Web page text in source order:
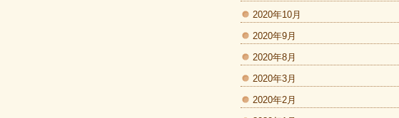
2020年10月
2020年9月
2020年8月
2020年3月
2020年2月